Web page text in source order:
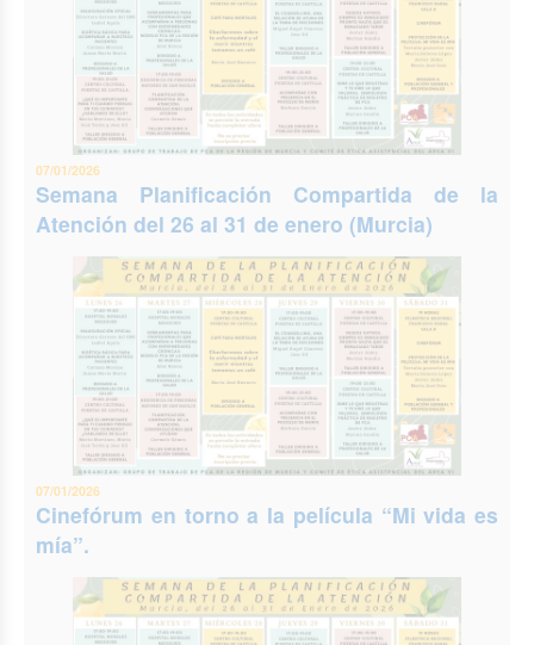
07/01/2026
Semana Planificación Compartida de la
Atención del 26 al 31 de enero (Murcia)
07/01/2026
Cinefórum en torno a la película “Mi vida es
mía”.